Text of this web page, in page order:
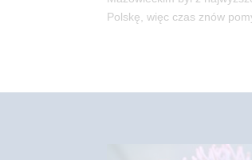
Polskę, więc czas znów